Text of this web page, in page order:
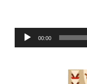
Audio-
Player
00:00